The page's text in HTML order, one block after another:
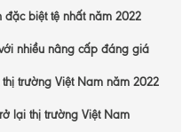
biệt tệ nhất năm 2022
nhiều nâng cấp đáng giá
trường Việt Nam năm 2022
lại thị trường Việt Nam